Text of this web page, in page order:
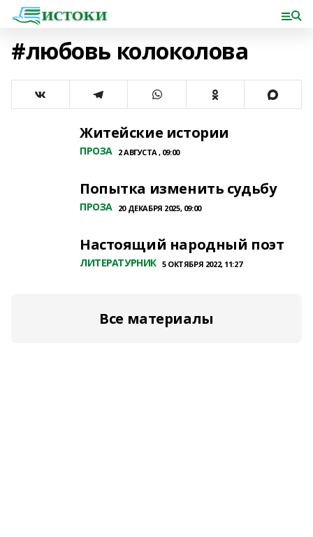
#любовь колоколова
Житейские истории
ПРОЗА 2 АВГУСТА , 09:00
Попытка изменить судьбу
ПРОЗА 20 ДЕКАБРЯ 2025, 09:00
Настоящий народный поэт
ЛИТЕРАТУРНИК 5 ОКТЯБРЯ 2022, 11:27
Все материалы